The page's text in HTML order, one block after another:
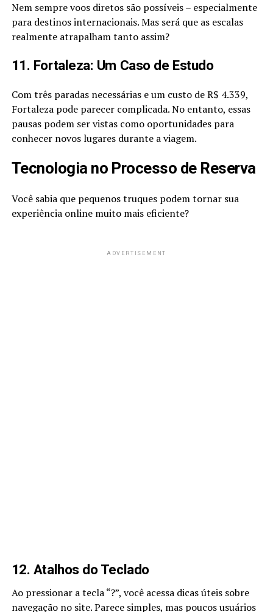
Nem sempre voos diretos são possíveis – especialmente
para destinos internacionais. Mas será que as escalas
realmente atrapalham tanto assim?
11. Fortaleza: Um Caso de Estudo
Com três paradas necessárias e um custo de R$ 4.339,
Fortaleza pode parecer complicada. No entanto, essas
pausas podem ser vistas como oportunidades para
conhecer novos lugares durante a viagem.
Tecnologia no Processo de Reserva
Você sabia que pequenos truques podem tornar sua
experiência online muito mais eficiente?
ADVERTISEMENT
12. Atalhos do Teclado
Ao pressionar a tecla “?”, você acessa dicas úteis sobre
navegação no site. Parece simples, mas poucos usuários